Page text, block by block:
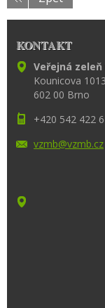
KONTAKT
Veřejná
Kounicova
602 00 Brno
+420 542 422
vzmb@vzmb.cz